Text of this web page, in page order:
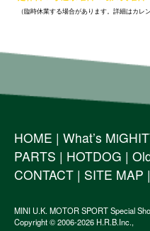
（臨時休業する場合があります。詳細はカレ
HOME | What’s
PARTS | HOTDOG |
CONTACT | SITE MAP |
MINI U.K. MOTOR SPORT Special
Copyright © 2006-2026 H.R.B.Inc.,